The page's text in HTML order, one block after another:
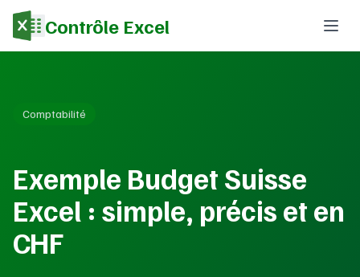
Contrôle Excel
Comptabilité
Exemple Budget Suisse
Excel : simple, précis et en
CHF